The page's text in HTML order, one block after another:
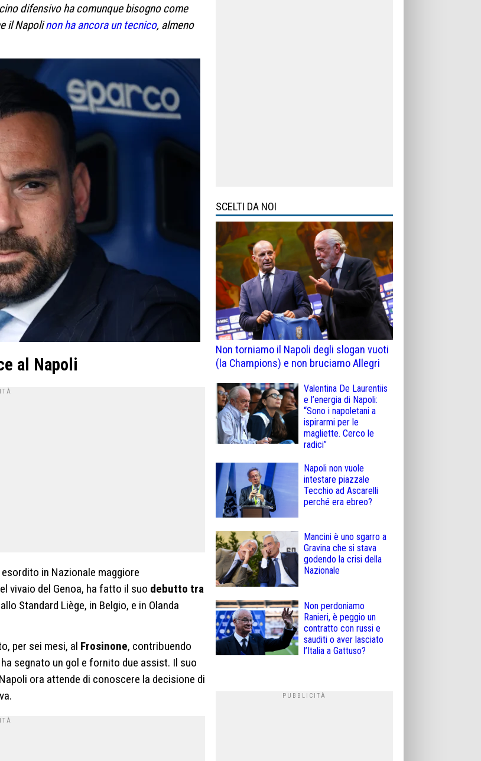
difensivo ha comunque bisogno come
il Napolinon ha ancora un tecnico, almeno
al Napoli
in Nazionale maggiore
vivaio del Genoa, ha fatto il suo debutto tra
Standard Liège, in Belgio, e in Olanda
per sei mesi, al Frosinone, contribuendo
segnato un gol e fornito due assist. Il suo
ora attende di conoscere la decisione di
SCELTI DA NOI
Non torniamo il Napoli degli slogan vuoti
(la Champions) e non bruciamo Allegri
Valentina De Laurentiis
e l’energia di Napoli:
“Sono i napoletani a
ispirarmi per le
magliette. Cerco le
radici”
Napoli non vuole
intestare piazzale
Tecchio ad Ascarelli
perché era ebreo?
Mancini è uno sgarro a
Gravina che si stava
godendo la crisi della
Nazionale
Non perdoniamo
Ranieri, è peggio un
contratto con russi e
sauditi o aver lasciato
l’Italia a Gattuso?